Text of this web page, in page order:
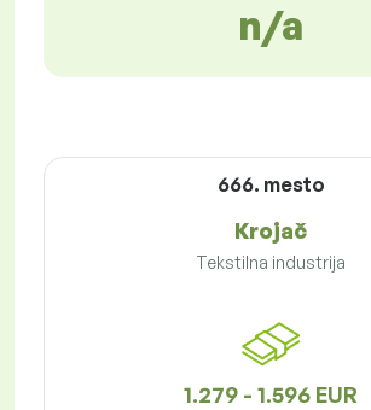
n/a
666. mesto
Krojač
Tekstilna industrija
1.279 - 1.596 EUR